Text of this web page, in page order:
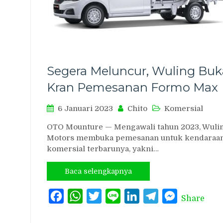
Segera Meluncur, Wuling
Kran Pemesanan Formo Max
6 Januari 2023 Chito Komersial
OTO Mounture — Mengawali tahun 2023,
Motors membuka pemesanan untuk
komersial terbarunya, yakni…
Baca selengkapnya
FacebookWhatsAppTwitterLine LinkedInTelegramMessenger
Share